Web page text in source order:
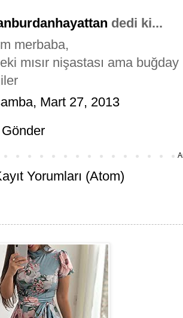
dedi ki...
merbaba,
mısır nişastası ama
Mart 27, 2013
Yorumları (Atom)